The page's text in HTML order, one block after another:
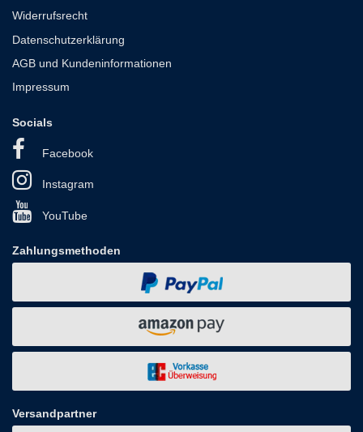
Widerrufsrecht
Datenschutzerklärung
AGB und Kundeninformationen
Impressum
Socials
Facebook
Instagram
YouTube
Zahlungsmethoden
Versandpartner